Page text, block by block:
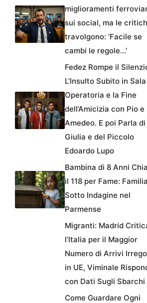
miglioramenti
sui social, ma le
travolgono: ‘Facile se
cambi le regole…’
Fedez Rompe il
L’Insulto Subito in Sala
Operatoria e la Fine
dell’Amicizia con Pio e
Amedeo. E poi Parla di
Giulia e del Piccolo
Edoardo Lupo
Bambina di 8 Anni
il 118 per Fame:
Sotto Indagine nel
Parmense
Migranti: Madrid
l’Italia per il Maggior
Numero di Arrivi
in UE, Viminale
con Dati Sugli Sbarchi
Come Guardare Ogni